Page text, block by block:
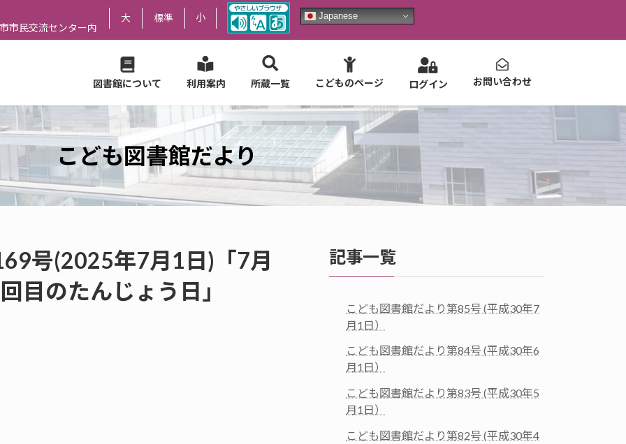
市民交流センター内
大 標準 小 Japanese
図書館について 利用案内 所蔵一覧 こどものページ ログイン お問い合わせ
こども図書館だより
号(2025年7月1日)「7月
目のたんじょう日」
記事一覧
こども図書館だより第85号 (平成30年7
月1日）
こども図書館だより第84号 (平成30年6
月1日）
こども図書館だより第83号 (平成30年5
月1日）
こども図書館だより第82号 (平成30年4